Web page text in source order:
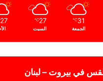
31
℃
الجمعة
27
℃
السبت
27
في بيروت – لبنان